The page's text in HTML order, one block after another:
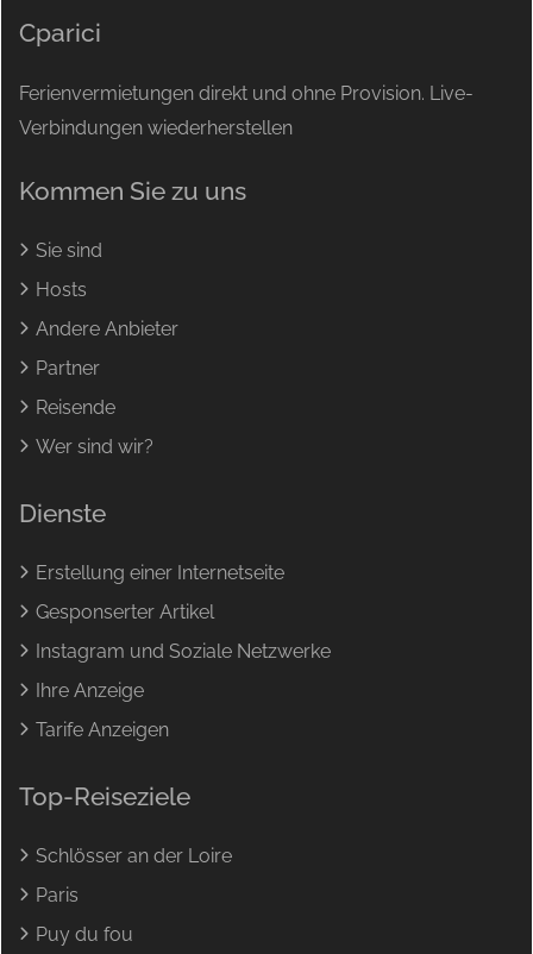
Cparici
Ferienvermietungen direkt und ohne Provision. Live-
Verbindungen wiederherstellen
Kommen Sie zu uns
Sie sind
Hosts
Andere Anbieter
Partner
Reisende
Wer sind wir?
Dienste
Erstellung einer Internetseite
Gesponserter Artikel
Instagram und Soziale Netzwerke
Ihre Anzeige
Tarife Anzeigen
Top-Reiseziele
Schlösser an der Loire
Paris
Puy du fou